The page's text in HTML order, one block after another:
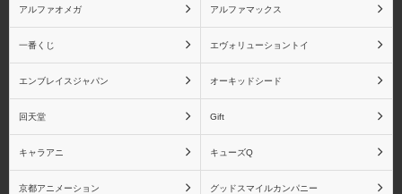
ドラゴンボール フィギ
ュアーツZEROシリーズ
ドラゴンボール 魂バデ
ィーズシリーズ
ドラゴンボール
リーズ
アルファオメガ アルファマックス
一番くじ エヴォリューショントイ
エンブレイスジャパン オーキッドシード
回天堂 Gift
キャラアニ キューズQ
京都アニメーション グッドスマイルカンパニー